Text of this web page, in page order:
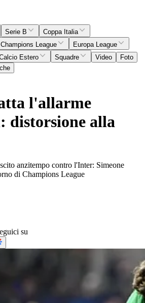
Serie B
Coppa Italia
Champions League
Europa League
Estero Squadre Video
Foto
l'allarme
distorsione alla
anzitempo contro l'Inter: Simeone
di Champions League
su